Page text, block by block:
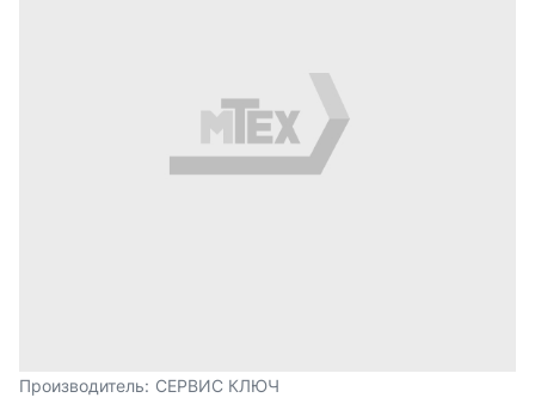
Производитель: СЕРВИС КЛЮЧ